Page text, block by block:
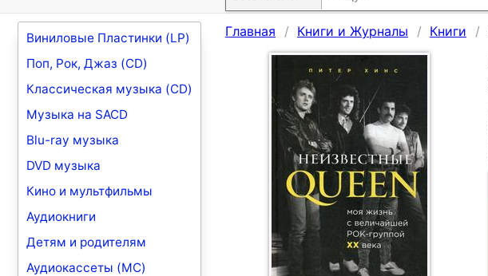
Виниловые Пластинки (LP)
Поп, Рок, Джаз (CD)
Классическая музыка (CD)
Музыка на SACD
Blu-ray музыка
DVD музыка
Кино и мультфильмы
Аудиокниги
Детям и родителям
Аудиокассеты (MC)
Главная Книги и Журналы Книги